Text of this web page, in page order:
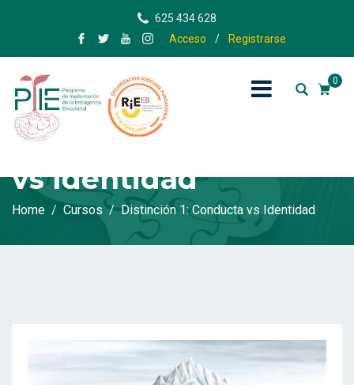
625 434 628
Acceso
/ Registrarse
0
Distinción 1: Conducta
vs Identidad
Home Cursos Distinción 1: Conducta vs Identidad